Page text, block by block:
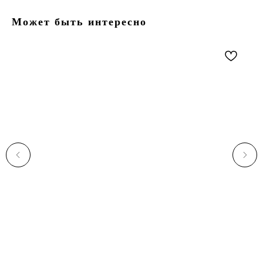
Может быть интересно